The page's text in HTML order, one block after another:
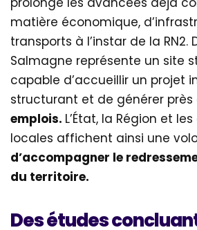
matière économique,
transports à l’instar de la RN2.
Salmagne représente un site
capable d’accueillir un projet
structurant et de générer près
emplois. L’État, la Région et
locales affichent ainsi une
d’accompagner le
du territoire.
Des études